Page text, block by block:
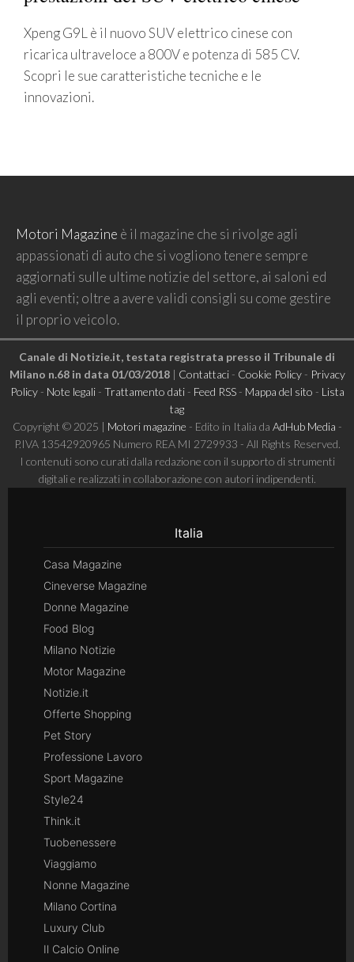
Xpeng G9L è il nuovo SUV elettrico cinese con
ricarica ultraveloce a 800V e potenza di 585 CV.
Scopri le sue caratteristiche tecniche e le
innovazioni.
Motori Magazine è il magazine che si rivolge agli
appassionati di auto che si vogliono tenere sempre
aggiornati sulle ultime notizie del settore, ai saloni ed
agli eventi; oltre a avere validi consigli su come gestire
il proprio veicolo.
Canale di Notizie.it, testata registrata presso il Tribunale di
Milano n.68 in data 01/03/2018| Contattaci- Cookie Policy- Privacy
Policy- Note legali- Trattamento dati- Feed RSS- Mappa del sito - Lista
tag
Copyright © 2025 | Motori magazine - Edito in Italia da AdHub Media -
P.IVA 13542920965 Numero REA MI 2729933 - All Rights Reserved.
I contenuti sono curati dalla redazione con il supporto di strumenti
digitali e realizzati in collaborazione con autori indipendenti.
Italia
Casa Magazine
Cineverse Magazine
Donne Magazine
Food Blog
Milano Notizie
Motor Magazine
Notizie.it
Offerte Shopping
Pet Story
Professione Lavoro
Sport Magazine
Style24
Think.it
Tuobenessere
Viaggiamo
Nonne Magazine
Milano Cortina
Luxury Club
Il Calcio Online